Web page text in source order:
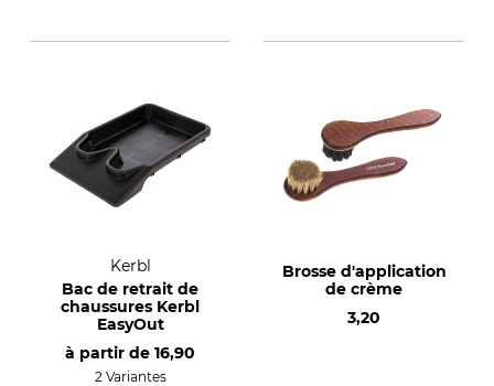
Kerbl
Bac de retrait de
chaussures Kerbl
EasyOut
à partir de 16,90
2 Variantes
Brosse d'application
de crème
3,20